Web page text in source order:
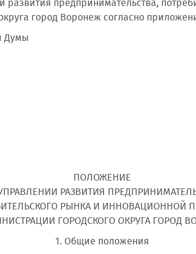
предпринимательства,
город Воронеж согласно
Думы
ПОЛОЖЕНИЕ
РАЗВИТИЯ
РЫНКА И ИННОВАЦИОННОЙ
ГОРОДСКОГО ОКРУГА ГОРОД
1. Общие положения